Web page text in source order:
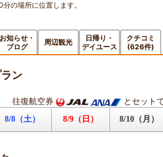
の場所に位置します。
お知らせ・
ブログ
周辺観光
日帰り・
デイユース
クチコミ
(626件)
ン
往復航空券 とセット
8/8（土） 8/9（日） 8/10（月）